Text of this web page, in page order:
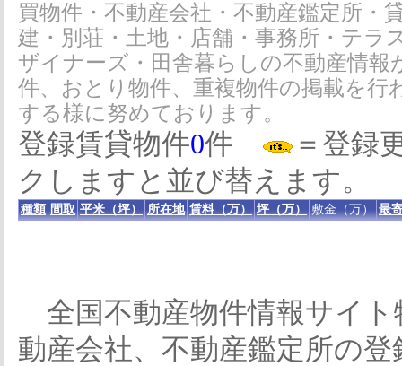
買物件・不動産会社・不動産鑑定所・
建・別荘・土地・店舗・事務所・テラ
ザイナーズ・田舎暮らしの不動産情
件、おとり物件、重複物件の掲載を
する様に努めております。
登録賃貸物件0件
＝登録
クしますと並び替えます。
種類 間取 平米（坪） 所在地 賃料（万） 坪（万） 敷金（万） 最
全国不動産物件情報サイト
動産会社、不動産鑑定所の